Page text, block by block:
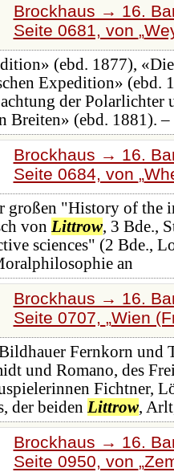
Brockhaus → 16.
Seite 0681, von
(ebd. 1877),
Expedition» (ebd.
der Polarlichter
Breiten» (ebd. 1881).
Brockhaus → 16.
Seite 0684, von
großen "History of the
von Littrow, 3 Bde.,
sciences" (2 Bde.,
an
Brockhaus → 16.
Seite 0707,
Wien
Fernkorn und
und Romano, des
Fichtner,
der beiden Littrow,
Brockhaus → 16.
Seite 0950, von